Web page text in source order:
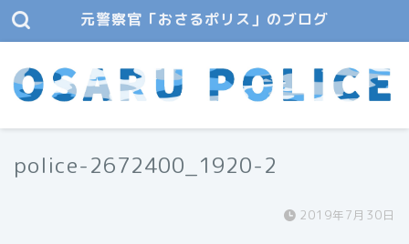
元警察官「おさるポリス」のブログ
police-2672400_1920-2
2019年7月30日